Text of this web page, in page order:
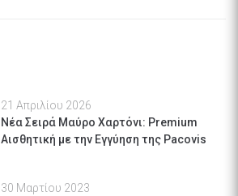
21 Απριλίου 2026
Νέα Σειρά Μαύρο Χαρτόνι: Premium
Αισθητική με την Εγγύηση της Pacovis
30 Μαρτίου 2023